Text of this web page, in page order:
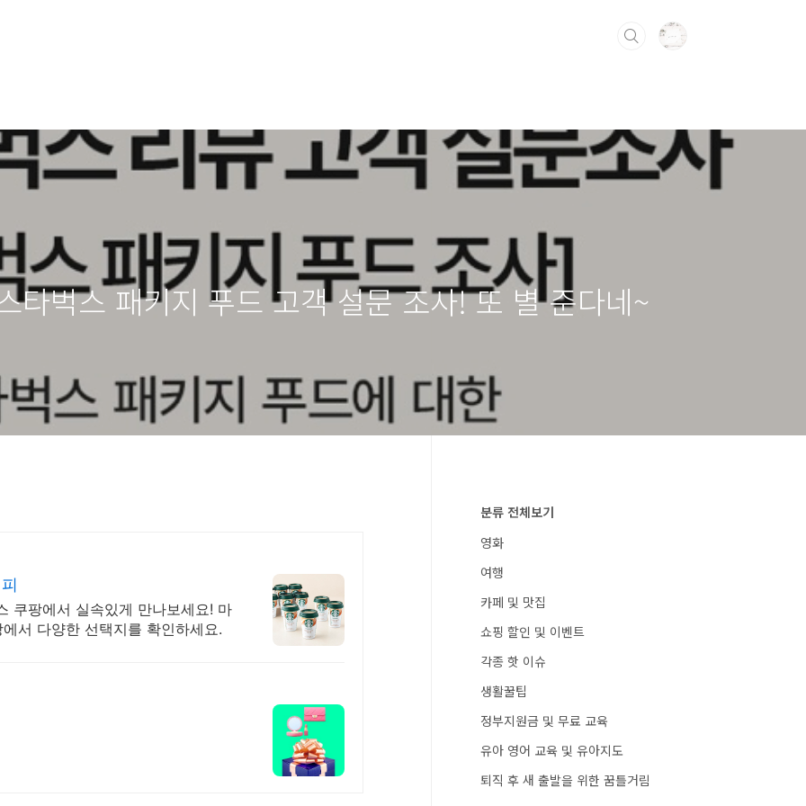
타벅스 패키지 푸드 고객 설문 조사! 또 별 준다네~
쿠팡에서 실속있게 만나보세요! 마
서 다양한 선택지를 확인하세요.
분류 전체보기
영화
여행
카페 및 맛집
쇼핑 할인 및 이벤트
각종 핫 이슈
생활꿀팁
정부지원금 및 무료 교육
유아 영어 교육 및 유아지도
퇴직 후 새 출발을 위한 꿈틀거림